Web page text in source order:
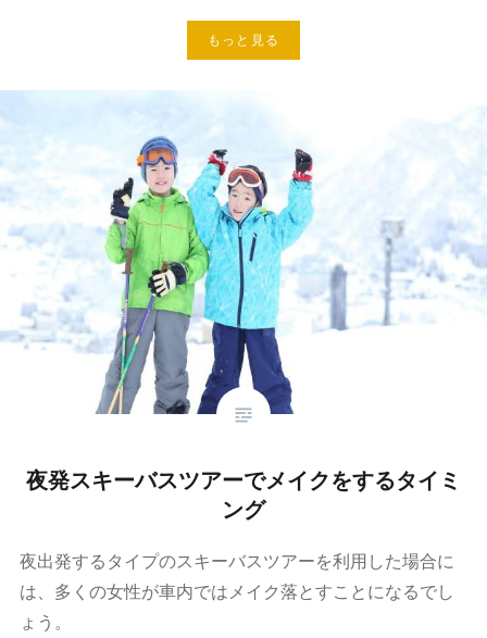
もっと見る
夜発スキーバスツアーでメイクをするタイミ
ング
夜出発するタイプのスキーバスツアーを利用した場合に
は、多くの女性が車内ではメイク落とすことになるでし
ょう。